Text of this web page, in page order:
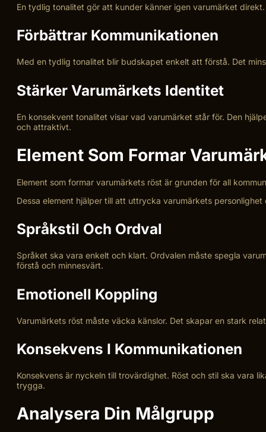
En tydlig tonalitet gör att kunder känner igen varumärket
Förbättrar Kommunikationen
Med en tydlig tonalitet blir budskapet enkelt att förstå. Det
Stärker Varumärkets Identitet
En konsekvent tonalitet visar vad varumärket står för. Den
och attraktivt.
Element Som Formar
Element som formar varumärkets röst är grunden för all
Dessa element hjälper till att uttrycka varumärkets
Språkstil Och Ordval
Språket ska vara enkelt och klart. Ordvalen måste spegla
förstå och minnesvärt.
Emotionell Koppling
Varumärkets röst måste väcka känslor. Det skapar en stark
Konsekvens I Kommunikationen
Konsekvens är nyckeln till trovärdighet. Röst och stil ska vara
trygga.
Analysera Din Målgrupp